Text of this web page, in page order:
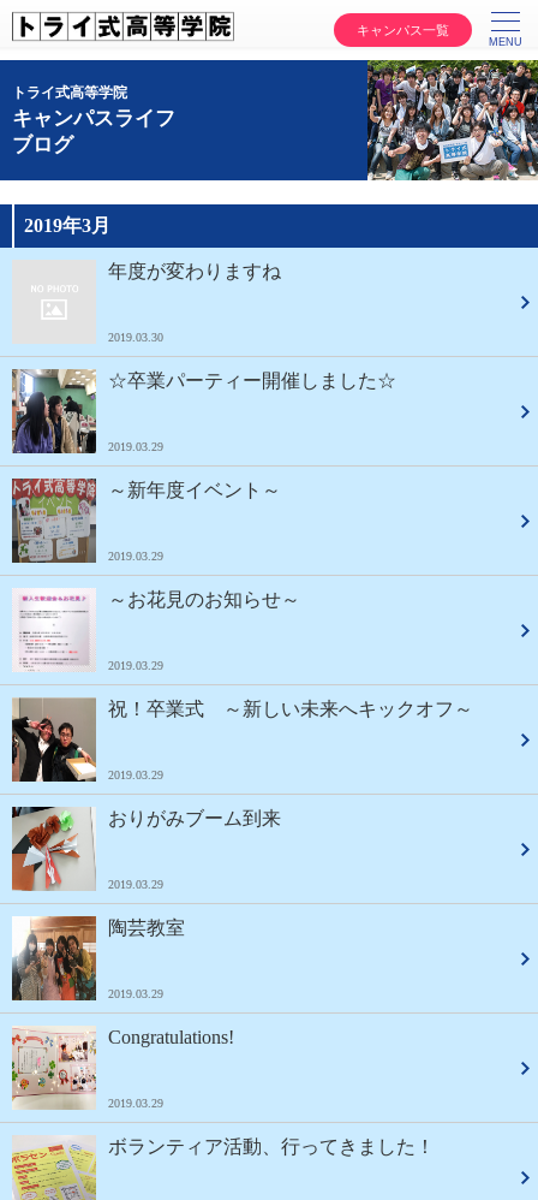
キャンパス一覧
トライ式高等学院
キャンパスライフ
ブログ
2019年3月
年度が変わりますね
2019.03.30
☆卒業パーティー開催しました☆
2019.03.29
～新年度イベント～
2019.03.29
～お花見のお知らせ～
2019.03.29
祝！卒業式 ～新しい未来へキックオフ～
2019.03.29
おりがみブーム到来
2019.03.29
陶芸教室
2019.03.29
Congratulations!
2019.03.29
ボランティア活動、行ってきました！